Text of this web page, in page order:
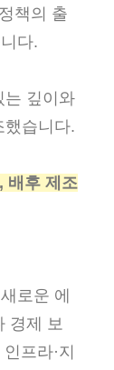
책의 출
다.
는 깊이와
했습니다.
배후 제조
로운 에
경제 보
프라·지